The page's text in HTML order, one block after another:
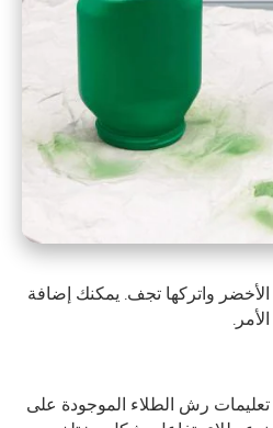
الأخضر واتركها تجف. يمكنك إضافة
تعليمات رش الطلاء الموجودة على